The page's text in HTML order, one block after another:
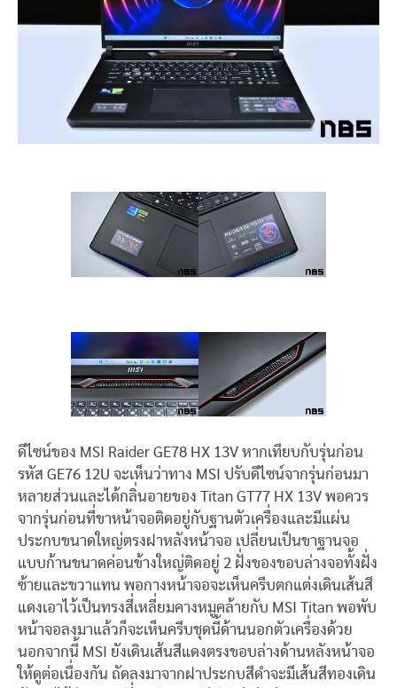
ดีไซน์ของ MSI Raider GE78 HX 13V หากเทียบกับรุ่นก่อน
รหัส GE76 12U จะเห็นว่าทาง MSI ปรับดีไซน์จากรุ่นก่อนมา
หลายส่วนและได้กลิ่นอายของ Titan GT77 HX 13V พอควร
จากรุ่นก่อนที่ขาหน้าจอติดอยู่กับฐานตัวเครื่องและมีแผ่น
ประกบขนาดใหญ่ตรงฝาหลังหน้าจอ เปลี่ยนเป็นขาฐานจอ
แบบก้านขนาดค่อนข้างใหญ่ติดอยู่ 2 ฝั่งของขอบล่างจอทั้งฝั่ง
ซ้ายและขวาแทน พอกางหน้าจอจะเห็นครีบตกแต่งเดินเส้นสี
แดงเอาไว้เป็นทรงสี่เหลี่ยมคางหมูคล้ายกับ MSI Titan พอพับ
หน้าจอลงมาแล้วก็จะเห็นครีบชุดนี้ด้านนอกตัวเครื่องด้วย
นอกจากนี้ MSI ยังเดินเส้นสีแดงตรงขอบล่างด้านหลังหน้าจอ
ให้ดูต่อเนื่องกัน ถัดลงมาจากฝาประกบสีดำจะมีเส้นสีทองเดิน